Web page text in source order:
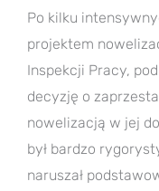
Po kilku
projektem
Inspekcji Pracy,
decyzję o
nowelizacją w jej
był bardzo
naruszał